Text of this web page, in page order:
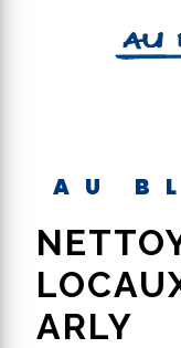
AU
NETTOYAGE DE
ARLY